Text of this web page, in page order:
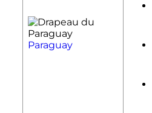
Paraguay